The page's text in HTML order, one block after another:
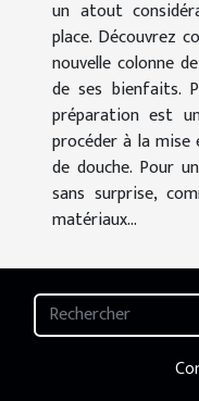
un atout
place. Découvrez
nouvelle colonne
de ses bienfaits.
préparation est
procéder à la mise
de douche. Pour
sans surprise,
matériaux...